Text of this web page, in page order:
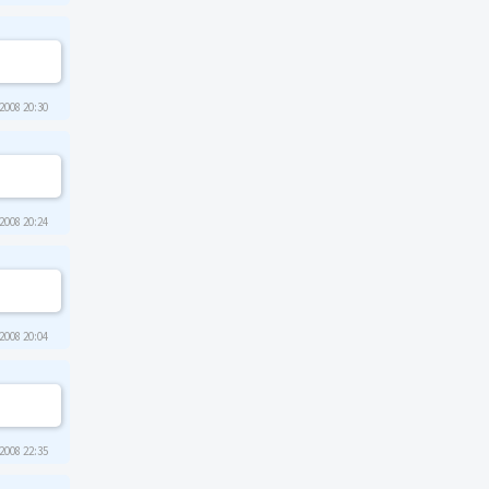
20:30
20:24
20:04
22:35